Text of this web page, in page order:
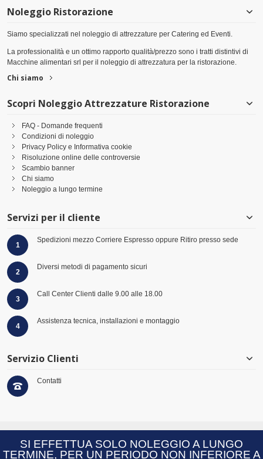
Noleggio Ristorazione
Siamo specializzati nel noleggio di attrezzature per Catering ed Eventi.
La professionalità e un ottimo rapporto qualità/prezzo sono i tratti distintivi di
Macchine alimentari srl per il noleggio di attrezzatura per la ristorazione.
Chi siamo
Scopri Noleggio Attrezzature Ristorazione
FAQ - Domande frequenti
Condizioni di noleggio
Privacy Policy e Informativa cookie
Risoluzione online delle controversie
Scambio banner
Chi siamo
Noleggio a lungo termine
Servizi per il cliente
1
Spedizioni mezzo Corriere Espresso oppure Ritiro presso sede
2
Diversi metodi di pagamento sicuri
3
Call Center Clienti dalle 9.00 alle 18.00
4
Assistenza tecnica, installazioni e montaggio
Servizio Clienti
Contatti
© 2026 Virtus Group GmbH Hüserstraße 53 -59075 - Hamm- Germany - +49 (0)
2381 97371-0 - VAT: DE814055285 |W3C XHTML|W3C CSS
SI EFFETTUA SOLO NOLEGGIO A LUNGO
TERMINE, PER UN PERIODO NON INFERIORE A